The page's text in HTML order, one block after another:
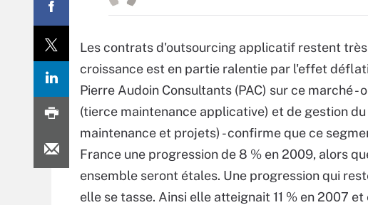
Les contrats d'outsourcing applicatif restent
croissance est en partie ralentie par l'effet
Pierre Audoin Consultants (PAC) sur ce marché
(tierce maintenance applicative) et de gestion
maintenance et projets) - confirme que ce
France une progression de 8 % en 2009, alors
ensemble seront étales. Une progression qui
elle se tasse. Ainsi elle atteignait 11 % en 2007